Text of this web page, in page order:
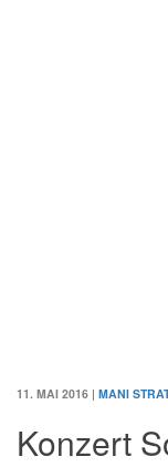
11. MAI 2016 | MANI
Konzert